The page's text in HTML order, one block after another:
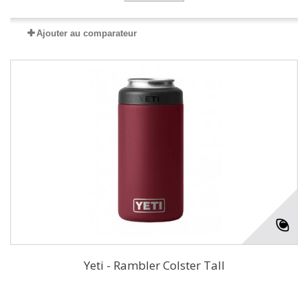
Ajouter au comparateur
Yeti - Rambler Colster Tall